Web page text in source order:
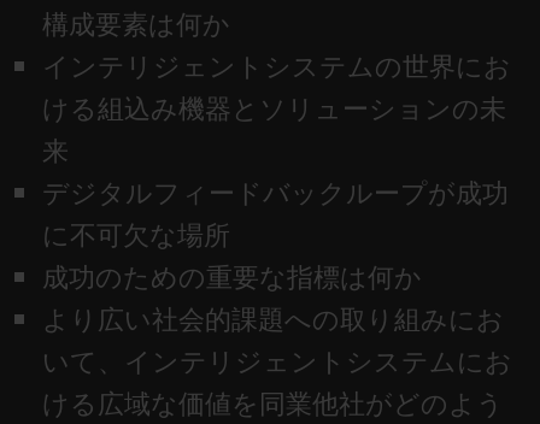
構成要素は何か
インテリジェントシステムの世界にお
ける組込み機器とソリューションの未
来
デジタルフィードバックループが成功
に不可欠な場所
成功のための重要な指標は何か
より広い社会的課題への取り組みにお
いて、インテリジェントシステムにお
ける広域な価値を同業他社がどのよう